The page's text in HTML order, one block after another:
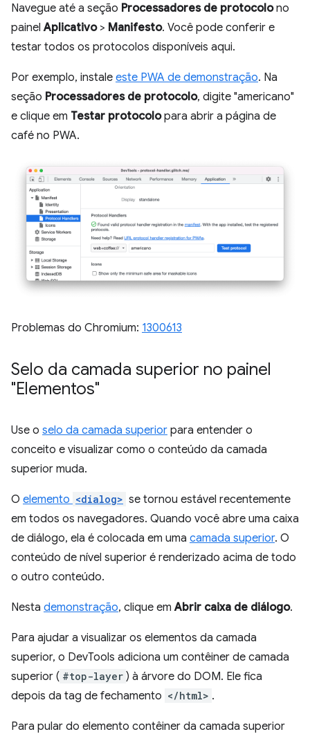
Navegue até a seção Processadores de protocolono
painelAplicativo> Manifesto. Você pode conferir e
testar todos os protocolos disponíveis aqui.
Por exemplo, instale este PWA de demonstração. Na
seção Processadores de protocolo, digite "americano"
e clique em Testar protocolopara abrir a página de
café no PWA.
Problemas do Chromium: 1300613
Selo da camada superior no painel
"Elementos"
Use o selo da camada superior para entender o
conceito e visualizar como o conteúdo da camada
superior muda.
O elemento <dialog> se tornou estável recentemente
em todos os navegadores. Quando você abre uma caixa
de diálogo, ela é colocada em uma camada superior. O
conteúdo de nível superior é renderizado acima de todo
o outro conteúdo.
Nesta demonstração, clique emAbrir caixa de diálogo.
Para ajudar a visualizar os elementos da camada
superior, o DevTools adiciona um contêiner de camada
superior ( #top-layer ) à árvore do DOM. Ele fica
depois da tag de fechamento </html> .
Para pular do elemento contêiner da camada superior